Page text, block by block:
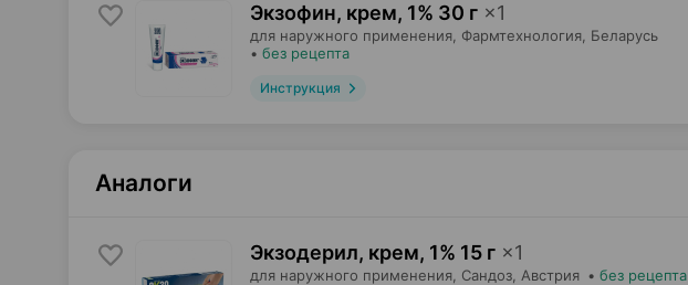
Экзофин, крем, 1% 30 г ×1
для наружного применения, Фармтехнология , Беларусь
• без рецепта
Инструкция
Аналоги
Экзодерил, крем, 1% 15 г ×1
для наружного применения, Сандоз , Австрия • без рецепта